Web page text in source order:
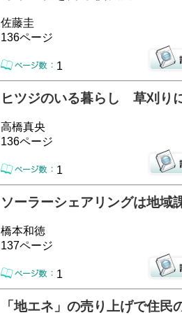
佐藤圭
136ページ
1
ヒツジのいる暮らし 草刈り
高橋真央
136ページ
1
ソーラーシェアリングは地域
橋本和徳
137ページ
1
「地エネ」の売り上げで住